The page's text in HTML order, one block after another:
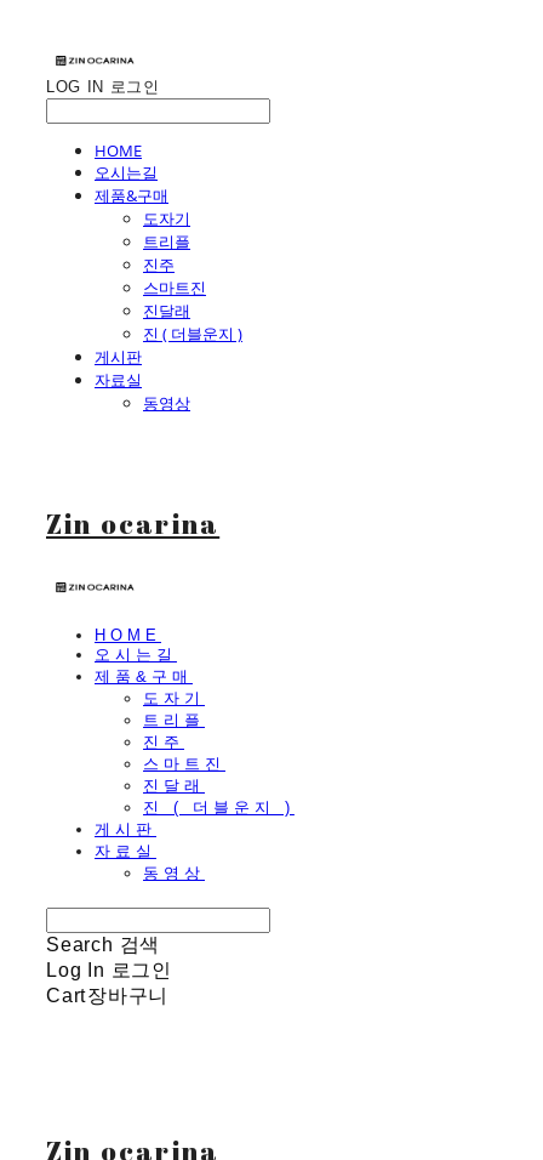
LOG IN 로그인
HOME
오시는길
제품&구매
도자기
트리플
진주
스마트진
진달래
진 ( 더블운지 )
게시판
자료실
동영상
Zin ocarina
HOME
오시는길
제품&구매
도자기
트리플
진주
스마트진
진달래
진 ( 더블운지 )
게시판
자료실
동영상
Search 검색
Log In 로그인
Cart장바구니
Zin ocarina